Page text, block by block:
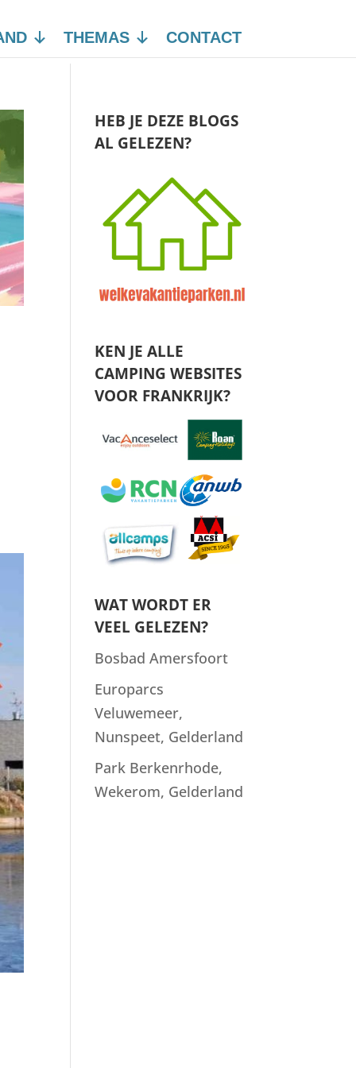
THEMAS CONTACT
HEB JE DEZE BLOGS
AL GELEZEN?
KEN JE ALLE
CAMPING WEBSITES
VOOR FRANKRIJK?
WAT WORDT ER
VEEL GELEZEN?
Bosbad Amersfoort
Europarcs
Veluwemeer,
Nunspeet, Gelderland
Park Berkenrhode,
Wekerom, Gelderland